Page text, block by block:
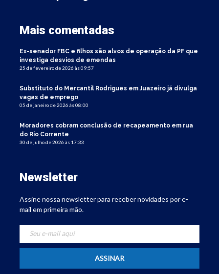
Mais comentadas
Ex-senador FBC e filhos são alvos de operação da PF que
investiga desvios de emendas
25 de fevereiro de 2026 às 09:57
Substituto do Mercantil Rodrigues em Juazeiro já divulga
vagas de emprego
05 de janeiro de 2026 às 08:00
Moradores cobram conclusão de recapeamento em rua
do Rio Corrente
30 de julho de 2026 às 17:33
Newsletter
Assine nossa newsletter para receber novidades por e-
mail em primeira mão.